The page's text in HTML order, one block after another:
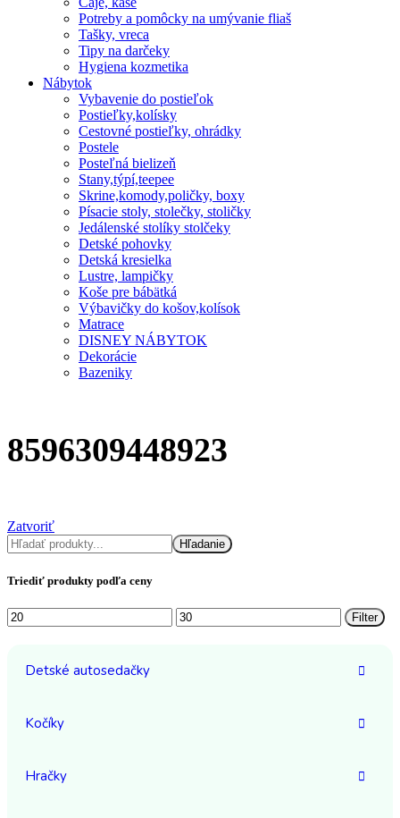
Potreby a pomôcky na umývanie fliaš
Tašky, vreca
Tipy na darčeky
Hygiena kozmetika
Nábytok
Vybavenie do postieľok
Postieľky,kolísky
Cestovné postieľky, ohrádky
Postele
Posteľná bielizeň
Stany,týpí,teepee
Skrine,komody,poličky, boxy
Písacie stoly, stolečky, stoličky
Jedálenské stolíky stolčeky
Detské pohovky
Detská kresielka
Lustre, lampičky
Koše pre bábätká
Výbavičky do košov,kolísok
Matrace
DISNEY NÁBYTOK
Dekorácie
Bazeniky
8596309448923
Zatvoriť
Hľadať
Hľadanie
Triediť produkty podľa ceny
Minimálna
cena
Maximálna
cena
Filter
Detské autosedačky
Kočíky
Hračky